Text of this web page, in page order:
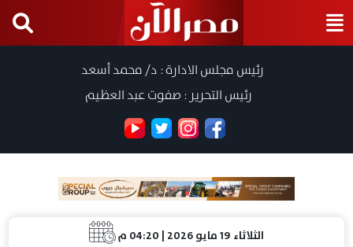
رئيس مجلس الادارة : د/ محمد أسعد
رئيس التحرير : صفوت عبد العظيم
الثلاثاء 19 مايو 2026 | 04:20 م